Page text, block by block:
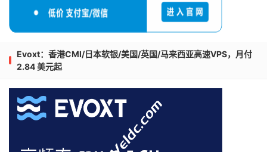
Evoxt：香港CMI/日本软银/美国/英国/马来西亚高速VPS，月付
2.84 美元起